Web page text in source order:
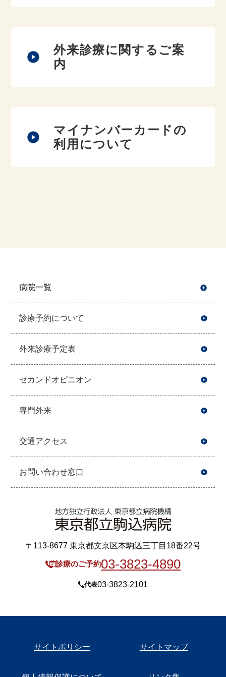
外来診療に関するご案
内
マイナンバーカードの
利用について
病院一覧
診療予約について
外来診療予定表
セカンドオピニオン
専門外来
交通アクセス
お問い合わせ窓口
〒113-8677 東京都文京区本駒込三丁目18番22号
診療のご予約03-3823-4890
代表03-3823-2101
サイトポリシー サイトマップ